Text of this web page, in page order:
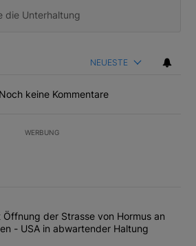
NEUESTE
Noch keine Kommentare
WERBUNG
der am meisten kommentierten
Titel "Iran knüpft Öffnung der Strasse
der Strasse von Hormus an
- USA in abwartender Haltung